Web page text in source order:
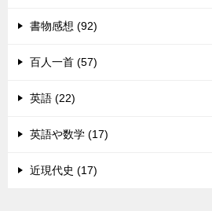
書物感想 (92)
百人一首 (57)
英語 (22)
英語や数学 (17)
近現代史 (17)